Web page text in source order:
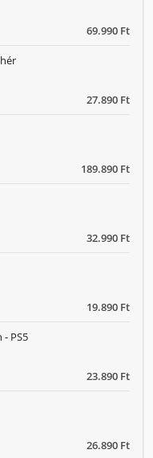
69.990 Ft
27.890 Ft
189.890 Ft
32.990 Ft
19.890 Ft
23.890 Ft
PS5
26.890 Ft